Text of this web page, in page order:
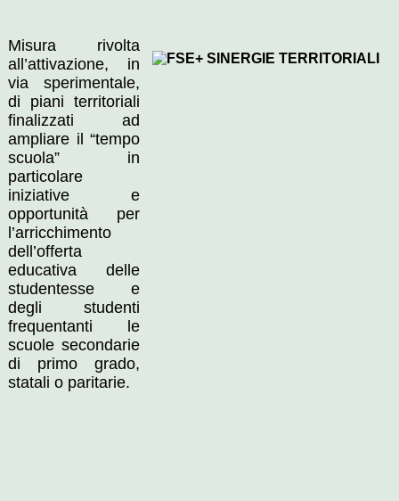
Misura rivolta
all’attivazione, in
via sperimentale,
di piani territoriali
finalizzati ad
ampliare il “tempo
scuola” in
particolare
iniziative e
opportunità per
l’arricchimento
dell’offerta
educativa delle
studentesse e
degli studenti
frequentanti le
scuole secondarie
di primo grado,
statali o paritarie.